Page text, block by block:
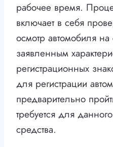
рабочее время.
включает в себя
осмотр автомобиля на
заявленным
регистрационных
для регистрации
предварительно
требуется для
средства.